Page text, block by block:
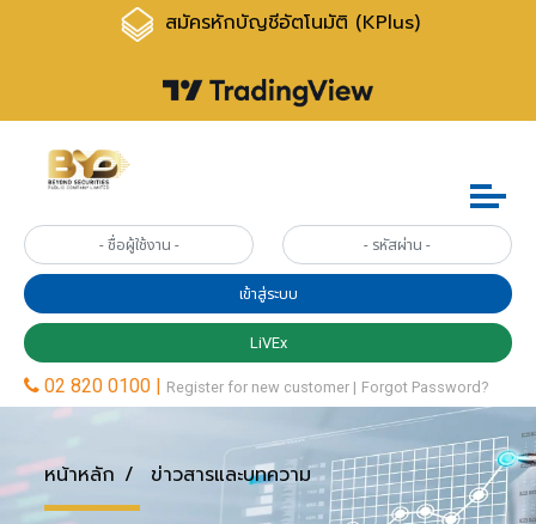
สมัครหักบัญชีอัตโนมัติ (KPlus)
หน้าหลัก ข่าวสารและบทความ